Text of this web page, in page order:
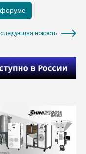
следующая новость